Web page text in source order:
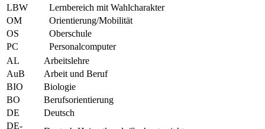
LBW
Lernbereich mit Wahlcharakter
OM
Orientierung/Mobilität
OS
Oberschule
PC
Personalcomputer
AL
Arbeitslehre
AuB
Arbeit und Beruf
BIO
Biologie
BO
Berufsorientierung
DE
Deutsch
DE-